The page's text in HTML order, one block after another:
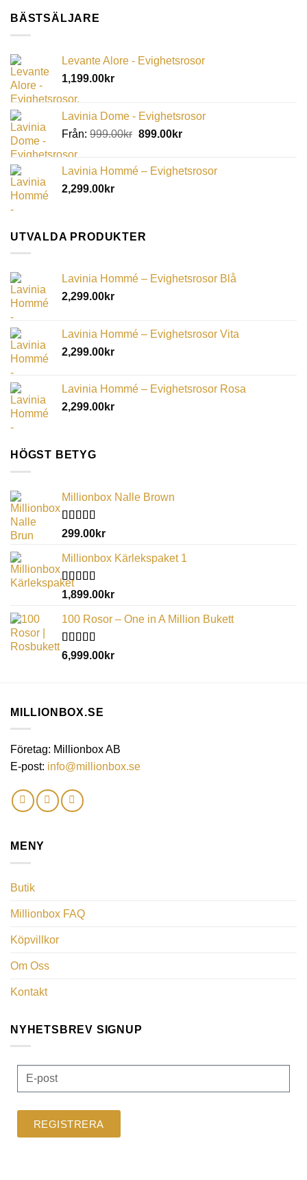
BÄSTSÄLJARE
Levante Alore - Evighetsrosor
1,199.00kr
Lavinia Dome - Evighetsrosor
Från: 999.00kr 899.00kr
Lavinia Hommé – Evighetsrosor
2,299.00kr
UTVALDA PRODUKTER
Lavinia Hommé – Evighetsrosor Blå
2,299.00kr
Lavinia Hommé – Evighetsrosor Vita
2,299.00kr
Lavinia Hommé – Evighetsrosor Rosa
2,299.00kr
HÖGST BETYG
Millionbox Nalle Brown
Betygsatt
299.00kr
Millionbox Kärlekspaket 1
Betygsatt
5.00
1,899.00kr
100 Rosor – One in A Million Bukett
Betygsatt
5.00
6,999.00kr
MILLIONBOX.SE
Företag: Millionbox AB
E-post: info@millionbox.se
MENY
Butik
Millionbox FAQ
Köpvillkor
Om Oss
Kontakt
NYHETSBREV SIGNUP
REGISTRERA